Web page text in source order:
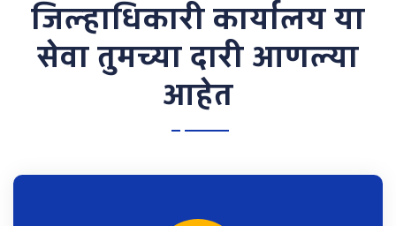
जिल्हाधिकारी कार्यालय या
सेवा तुमच्या दारी आणल्या
आहेत